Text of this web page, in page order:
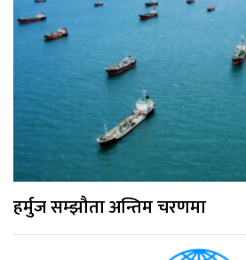
हर्मुज सम्झौता अन्तिम चरणमा